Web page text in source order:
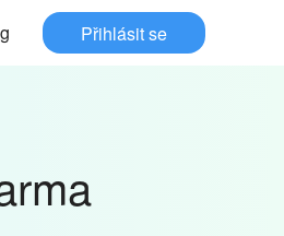
Přihlásit se